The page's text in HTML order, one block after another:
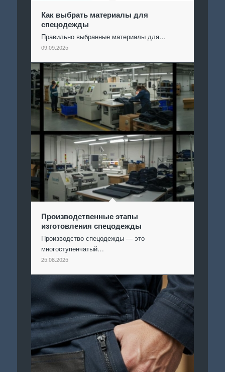
Как выбрать материалы для
спецодежды
Правильно выбранные материалы для…
09.09.2025
Производственные этапы
изготовления спецодежды
Производство спецодежды — это
многоступенчатый…
25.08.2025